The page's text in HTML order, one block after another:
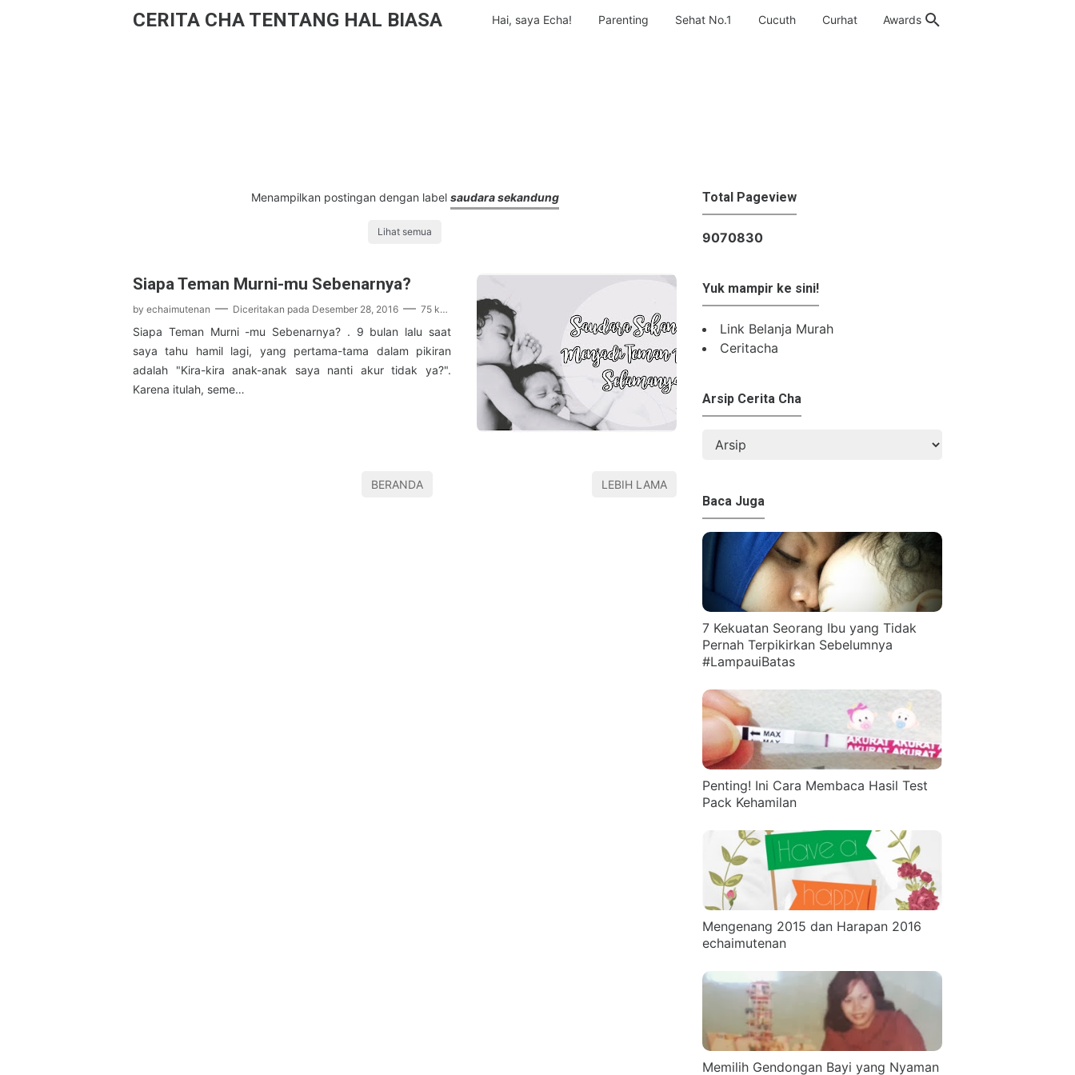
CERITA CHA TENTANG HAL BIASA Hai, saya Echa! Parenting Sehat No.1 Cucuth Curhat Awards
Menampilkan postingan dengan label saudara sekandung
Lihat semua
Siapa Teman Murni-mu Sebenarnya?
by echaimutenan Diceritakan pada Desember 28, 2016 75 komentar
Siapa Teman Murni -mu Sebenarnya? . 9 bulan lalu saat
saya tahu hamil lagi, yang pertama-tama dalam pikiran
adalah "Kira-kira anak-anak saya nanti akur tidak ya?".
Karena itulah, seme…
BERANDA LEBIH LAMA
Total Pageview
9070830
Yuk mampir ke sini!
Link Belanja Murah
Ceritacha
Arsip Cerita Cha
Baca Juga
7 Kekuatan Seorang Ibu yang Tidak
Pernah Terpikirkan Sebelumnya
#LampauiBatas
Penting! Ini Cara Membaca Hasil Test
Pack Kehamilan
Mengenang 2015 dan Harapan 2016
echaimutenan
Memilih Gendongan Bayi yang Nyaman